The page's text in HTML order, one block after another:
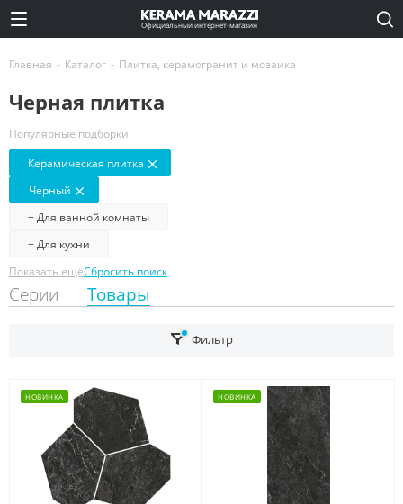
Официальный интернет-магазин
Главная - Каталог - Плитка, керамогранит и мозаика
Черная плитка
Популярные подборки:
Керамическая плитка
Черный
+ Для ванной комнаты
+ Для кухни
Показать ещёСбросить поиск
Серии Товары
Фильтр
НОВИНКА НОВИНКА